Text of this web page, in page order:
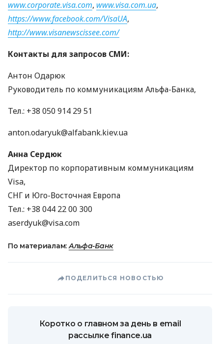
www.corporate.visa.com, www.visa.com.ua,
https://www.facebook.com/VisaUA,
http://www.visanewscissee.com/
Контакты для запросов СМИ:
Антон Одарюк
Руководитель по коммуникациям Альфа-Банка,
Тел.: +38 050 914 29 51
anton.odaryuk@alfabank.kiev.ua
Анна Сердюк
Директор по корпоративным коммуникациям
Visa,
CНГ и Юго-Восточная Европа
Тел.: +38 044 22 00 300
aserdyuk@visa.com
По материалам:Альфа-Банк
ПОДЕЛИТЬСЯ НОВОСТЬЮ
Коротко о главном за день в email
рассылке finance.ua